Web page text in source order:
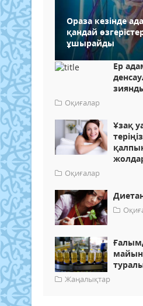
Ораза кезінде
қандай
ұшырайды
Ер
Оқиғалар
Ұзақ
Оқиғалар
Жаңалықтар